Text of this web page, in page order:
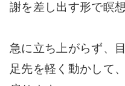
謝を差し出す形で瞑
急に立ち上がらず、
足先を軽く動かして